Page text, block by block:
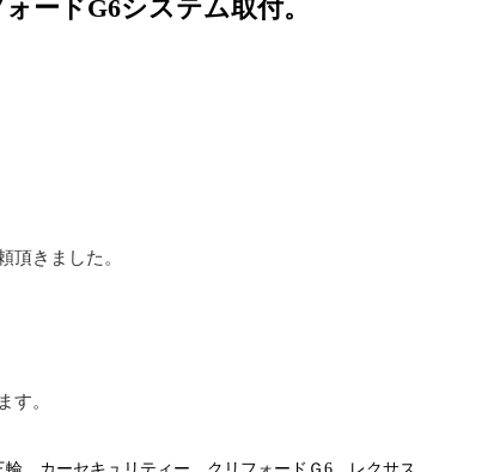
ードG6システム取付。
頂きました。
す。
輪 カーセキュリティー クリフォードＧ6 レクサス